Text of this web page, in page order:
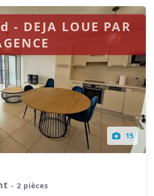
15
- DEJA LOUE PAR
- 2 pièces